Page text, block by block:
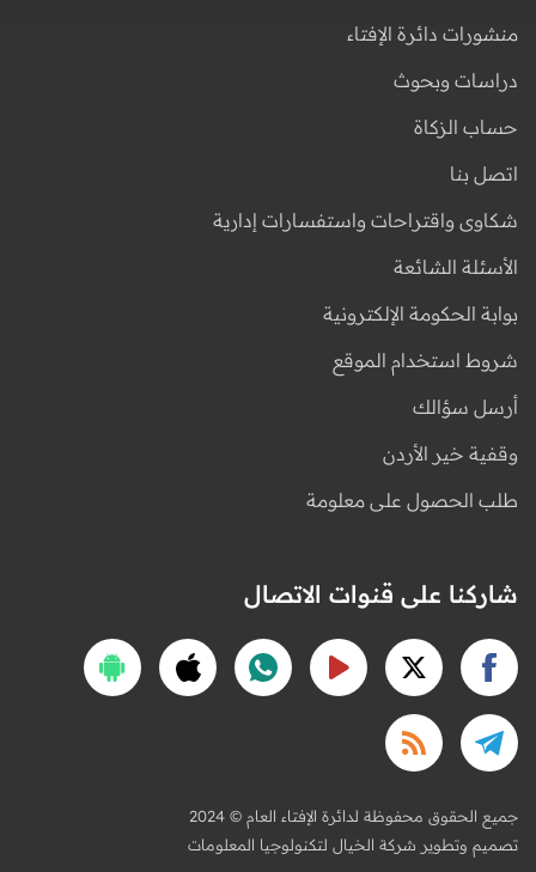
منشورات دائرة الإفتاء
دراسات وبحوث
حساب الزكاة
اتصل بنا
شكاوى واقتراحات واستفسارات إدارية
الأسئلة الشائعة
بوابة الحكومة الإلكترونية
شروط استخدام الموقع
أرسل سؤالك
وقفية خير الأردن
طلب الحصول على معلومة
شاركنا على قنوات الاتصال
2024 © جميع الحقوق محفوظة لدائرة الإفتاء العام
تصميم وتطوير شركة الخيال لتكنولوجيا المعلومات